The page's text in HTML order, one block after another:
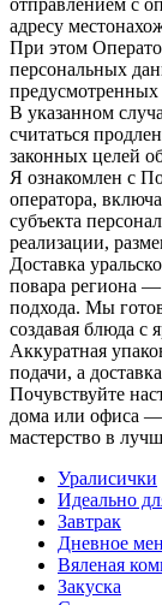
адресу
При этом
персональных
предусмотренных
В указанном
считаться
законных целей
Я ознакомлен с
оператора,
субъекта
реализации,
Доставка
повара региона —
подхода. Мы
создавая блюда с
Аккуратная
подачи, а
Почувствуйте
дома или офиса
мастерство в
Уралисички
Идеально
Завтрак
Дневное
Вяленая
Закуска